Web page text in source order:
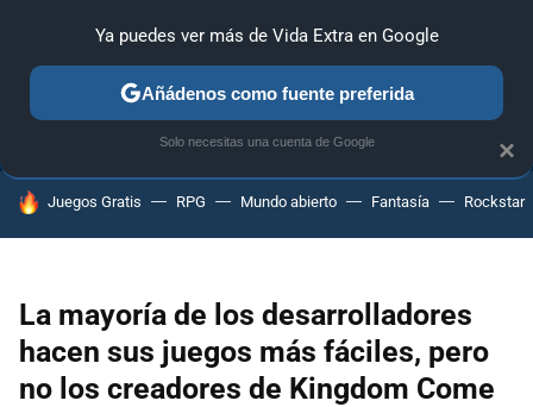
ANÁLISIS GUÍAS Y TRUCOS PC SONY NINTENDO
HOY SE HABLA DE
Juegos Gratis RPG Mundo abierto Fantasía Rockstar
La mayoría de los desarrolladores
hacen sus juegos más fáciles, pero
no los creadores de Kingdom Come
×
Ya puedes ver más de Vida Extra en Google
Añádenos como fuente preferida
Solo necesitas una cuenta de Google